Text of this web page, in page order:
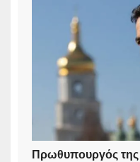
Πρωθυπουργός της